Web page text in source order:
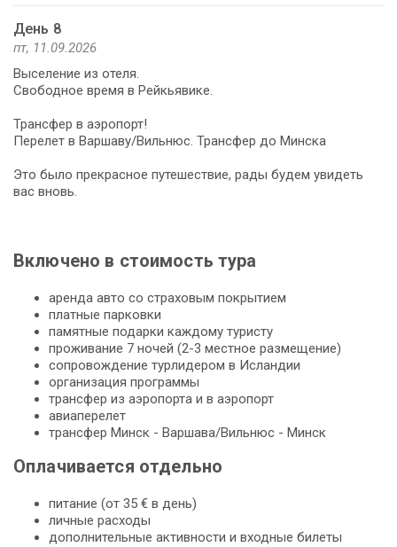
День 8
пт, 11.09.2026
Выселение из отеля.
Свободное время в Рейкьявике.
Трансфер в аэропорт!
Перелет в Варшаву/Вильнюс. Трансфер до Минска
Это было прекрасное путешествие, рады будем увидеть
вас вновь.
Включено в стоимость тура
аренда авто со страховым покрытием
платные парковки
памятные подарки каждому туристу
проживание 7 ночей (2-3 местное размещение)
сопровождение турлидером в Исландии
организация программы
трансфер из аэропорта и в аэропорт
авиаперелет
трансфер Минск - Варшава/Вильнюс - Минск
Оплачивается отдельно
питание (от 35 € в день)
личные расходы
дополнительные активности и входные билеты